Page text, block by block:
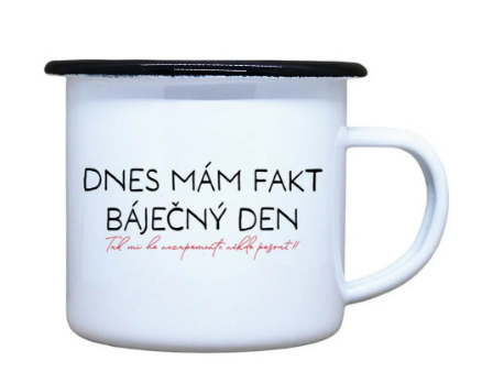
MIKINY
MÁM SRDCE POMÁHÁM
PROVIZNÍ SYSTÉM